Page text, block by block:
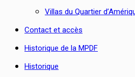
Villas du Quartier
Contact et accès
Historique de la MPDF
Historique